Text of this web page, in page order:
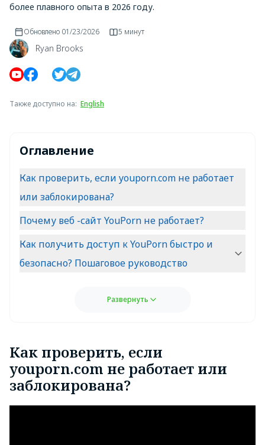
более плавного опыта в 2026 году.
Ryan Brooks
Обновлено 01/23/2026 5 минут
Также доступно на: English
Оглавление
Как проверить, если youporn.com не работает
или заблокирована?
Почему веб -сайт YouPorn не работает?
Как получить доступ к YouPorn быстро и
безопасно? Пошаговое руководство
Развернуть
Как проверить, если
youporn.com не работает или
заблокирована?